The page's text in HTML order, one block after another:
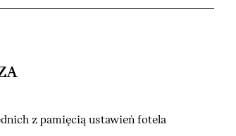
z pamięcią ustawień fotela